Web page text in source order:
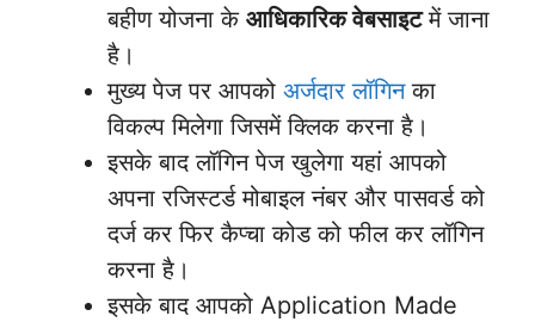
बहीण योजना के आधिकारिक वेबसाइटमें जाना
है।
मुख्य पेज पर आपको अर्जदार लॉगिनका
विकल्प मिलेगा जिसमें क्लिक करना है।
इसके बाद लॉगिन पेज खुलेगा यहां आपको
अपना रजिस्टर्ड मोबाइल नंबर और पासवर्ड को
दर्ज कर फिर कैप्चा कोड को फील कर लॉगिन
करना है।
इसके बाद आपको Application Made